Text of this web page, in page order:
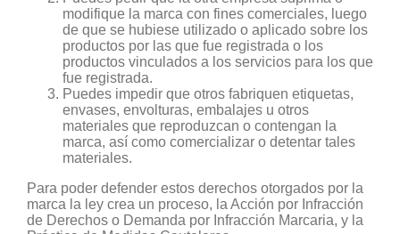
modifique la marca con fines comerciales, luego
de que se hubiese utilizado o aplicado sobre los
productos por las que fue registrada o los
productos vinculados a los servicios para los que
fue registrada.
Puedes impedir que otros fabriquen etiquetas,
envases, envolturas, embalajes u otros
materiales que reproduzcan o contengan la
marca, así como comercializar o detentar tales
materiales.
Para poder defender estos derechos otorgados por la
marca la ley crea un proceso, la Acción por Infracción
de Derechos o Demanda por Infracción Marcaria, y la